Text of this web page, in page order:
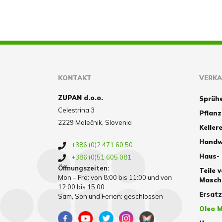
KONTAKT
ZUPAN d.o.o.
Celestrina 3
2229 Malečnik, Slovenia
+386 (0)2 471 60 50
+386 (0)51 605 081
Öffnungszeiten:
Mon – Fre: von 8:00 bis 11:00 und von
12:00 bis 15:00
Sam, Son und Ferien: geschlossen
Teile
Oleo